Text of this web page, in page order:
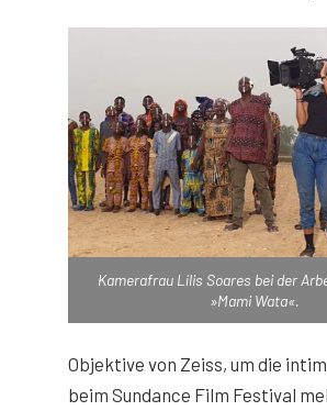
Kamerafrau Lílis Soares bei der
»Mami Wata«.
Objektive von Zeiss, um die
beim Sundance Film Festival